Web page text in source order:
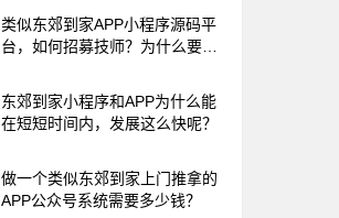
类似东郊到家APP小程序源码平
台，如何招募技师？为什么要让
东郊到家小程序和APP为什么能
在短短时间内，发展这么快呢？
做一个类似东郊到家上门推拿的
APP公众号系统需要多少钱？